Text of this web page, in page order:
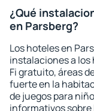
¿Qué
en Parsberg?
Los hoteles en
instalaciones a los
Fi gratuito, áreas
fuerte en la
de juegos para
informativos